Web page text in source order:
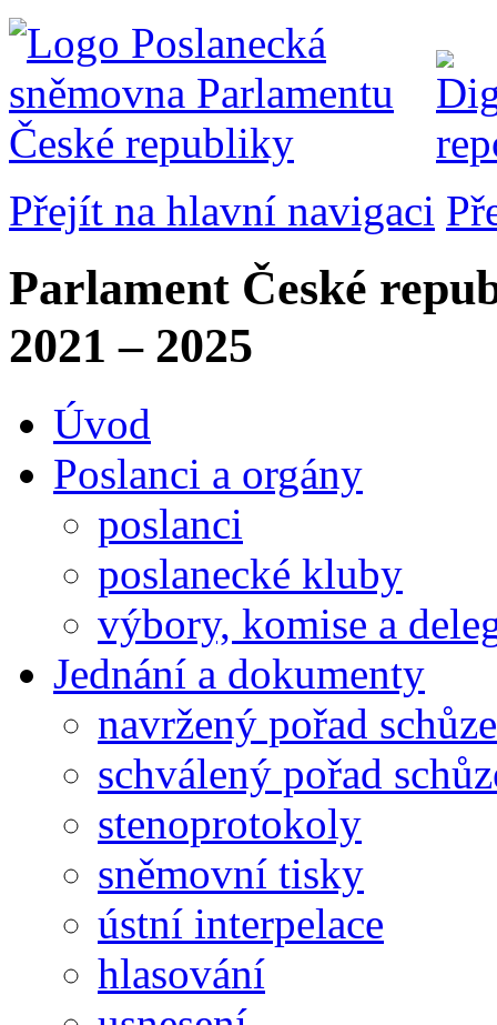
Přejít na hlavní navigaci
Parlament České
2021 – 2025
Úvod
Poslanci a orgány
poslanci
poslanecké kluby
výbory, komise a
Jednání a dokumenty
navržený pořad schůze
schválený pořad
stenoprotokoly
sněmovní tisky
ústní interpelace
hlasování